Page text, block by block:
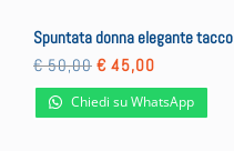
Spuntata donna elegante tacco
€50,00 Il
prezzo
originale
era:
€ 45,00
attuale
è:
Chiedi su WhatsApp